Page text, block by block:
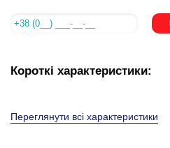
Короткі характеристики:
Переглянути всі характеристики